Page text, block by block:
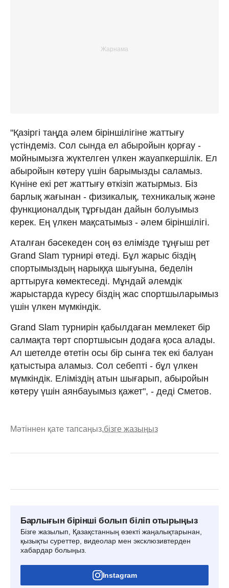
"Қазіргі таңда әлем біріншілігіне жаттығу
үстіндеміз. Сол сында ел абыройын қорғау -
мойнымызға жүктелген үлкен жауапкершілік. Ел
абыройын көтеру үшін барымызды саламыз.
Күніне екі рет жаттығу өткізіп жатырмыз. Біз
барлық жағынан - физикалық, техникалық және
функционалдық тұрғыдан дайын болуымыз
керек. Ең үлкен мақсатымыз - әлем біріншілігі.
Аталған бәсекеден соң өз елімізде тұңғыш рет
Grand Slam турнирі өтеді. Бұл жарыс біздің
спортымыздың нарыққа шығуына, беделін
арттыруға көмектеседі. Мұндай әлемдік
жарыстарда күресу біздің жас спортшыларымыз
үшін үлкен мүмкіндік.
Grand Slam турнирін қабылдаған мемлекет бір
салмақта төрт спортшысын додаға қоса алады.
Ал шетелде өтетін осы бір сынға тек екі балуан
қатыстыра аламыз. Сол себепті - бұл үлкен
мүмкіндік. Еліміздің атын шығарып, абыройын
көтеру үшін аянбауымыз қажет", - деді Сметов.
Мәтіннен қате тапсаңыз,бізге жазыңыз
Барлығын бірінші болып біліп отырыңыз
Бізге жазылып, Қазақстанның өзекті жаңалықтарынан,
қызықты суреттер, видеолар мен эксклюзивтерден
хабардар болыңыз.
Instagram